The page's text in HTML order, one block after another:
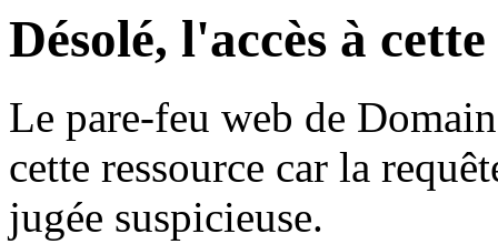
Désolé, l'accès à
Le pare-feu web de
cette ressource car la
jugée suspicieuse.